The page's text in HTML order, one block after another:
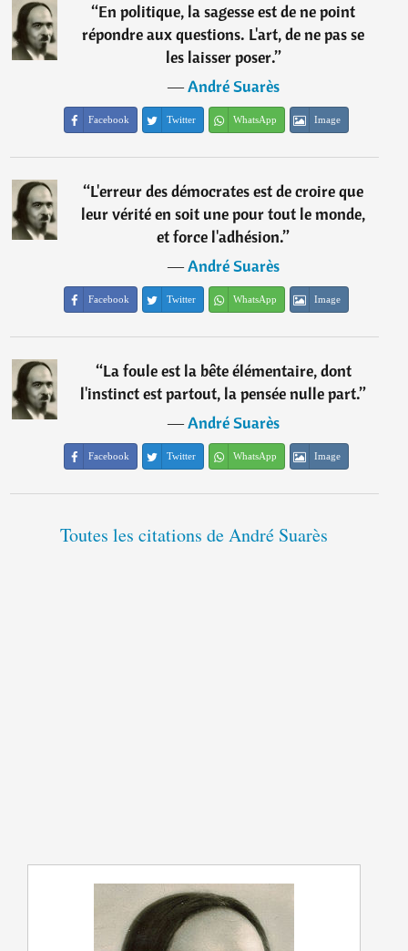
“En politique, la sagesse est de ne point
répondre aux questions. L'art, de ne pas se
les laisser poser.”
―André Suarès
Facebook Twitter WhatsApp Image
“L'erreur des démocrates est de croire que
leur vérité en soit une pour tout le monde,
et force l'adhésion.”
―André Suarès
Facebook Twitter WhatsApp Image
“La foule est la bête élémentaire, dont
l'instinct est partout, la pensée nulle part.”
―André Suarès
Facebook Twitter WhatsApp Image
Toutes les citations de André Suarès